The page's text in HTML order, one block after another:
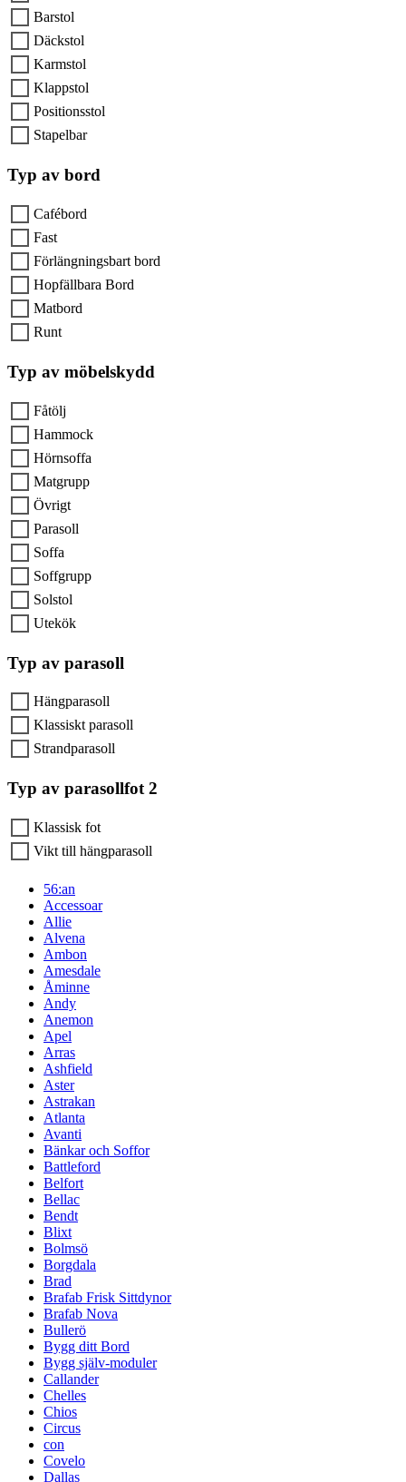
Barstol
Däckstol
Karmstol
Klappstol
Positionsstol
Stapelbar
Typ av bord
Cafébord
Fast
Förlängningsbart bord
Hopfällbara Bord
Matbord
Runt
Typ av möbelskydd
Fåtölj
Hammock
Hörnsoffa
Matgrupp
Övrigt
Parasoll
Soffa
Soffgrupp
Solstol
Utekök
Typ av parasoll
Hängparasoll
Klassiskt parasoll
Strandparasoll
Typ av parasollfot 2
Klassisk fot
Vikt till hängparasoll
56:an
Accessoar
Allie
Alvena
Ambon
Amesdale
Åminne
Andy
Anemon
Apel
Arras
Ashfield
Aster
Astrakan
Atlanta
Avanti
Bänkar och Soffor
Battleford
Belfort
Bellac
Bendt
Blixt
Bolmsö
Borgdala
Brad
Brafab Frisk Sittdynor
Brafab Nova
Bullerö
Bygg ditt Bord
Bygg själv-moduler
Callander
Chelles
Chios
Circus
con
Covelo
Dallas